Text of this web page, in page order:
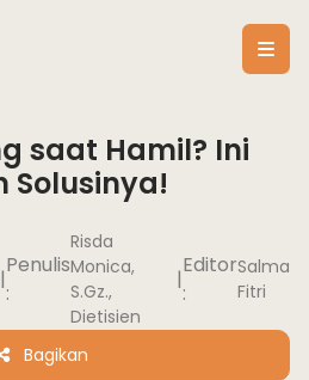
saat Hamil? Ini
Solusinya!
|
Penulis
:
Risda
Monica,
S.Gz.,
Dietisien
|
Editor
:
Salma
Fitri
Bagikan